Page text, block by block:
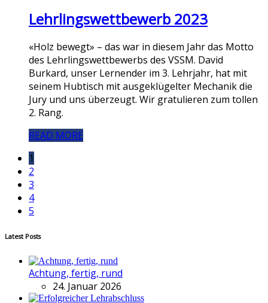
Lehrlingswettbewerb 2023
«Holz bewegt» – das war in diesem Jahr das Motto
des Lehrlingswettbewerbs des VSSM. David
Burkard, unser Lernender im 3. Lehrjahr, hat mit
seinem Hubtisch mit ausgeklügelter Mechanik die
Jury und uns überzeugt. Wir gratulieren zum tollen
2. Rang.
READ MORE
1
2
3
4
5
Latest Posts
Achtung, fertig, rund
24. Januar 2026